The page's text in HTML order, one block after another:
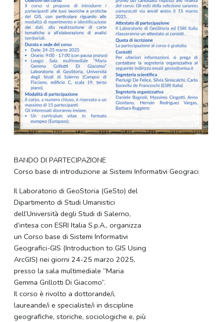
BANDO DI PARTECIPAZIONE
Corso base di introduzione ai Sistemi Informativi Geograci
Il Laboratorio di GeoStoria (GeSto) del
Dipartimento di Studi Umanistici
dell’Università degli Studi di Salerno,
d’intesa con ESRI Italia S.p.A., organizza
un Corso base di Sistemi Informativi
Geografici-GIS (Introduction to GIS Using
ArcGIS) nei giorni 24-25 marzo 2025,
presso la sala multimediale “Maria
Gemma Grillotti Di Giacomo”.
Il corso è rivolto a dottorande/i,
laureande/i e specialiste/i in discipline
geografiche, storiche, sociologiche e, più